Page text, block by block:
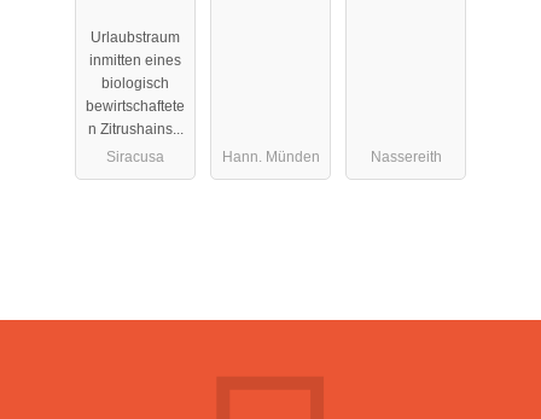
Melo"
Urlaubstraum
inmitten eines
biologisch
bewirtschaftete
n Zitrushains...
Siracusa
Hann. Münden Nassereith